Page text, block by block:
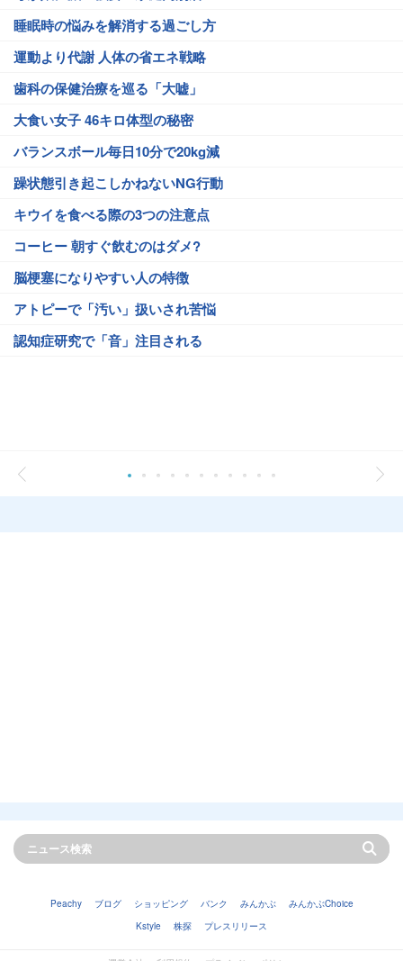
睡眠時の悩みを解消する過ごし方
運動より代謝 人体の省エネ戦略
歯科の保健治療を巡る「大嘘」
大食い女子 46キロ体型の秘密
バランスボール毎日10分で20kg減
躁状態引き起こしかねないNG行動
キウイを食べる際の3つの注意点
コーヒー 朝すぐ飲むのはダメ?
脳梗塞になりやすい人の特徴
アトピーで「汚い」扱いされ苦悩
認知症研究で「音」注目される
Peachy ブログ ショッピング バンク みんかぶ
みんかぶChoice
Kstyle
株探 プレスリリース